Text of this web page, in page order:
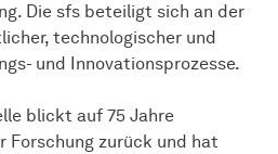
Die sfs beteiligt sich an der
technologischer und
und Innovationsprozesse.
blickt auf 75 Jahre
Forschung zurück und hat